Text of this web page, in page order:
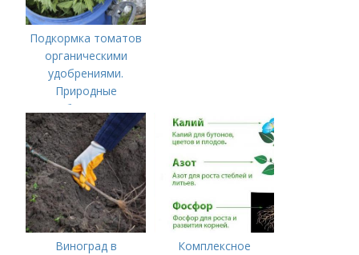
Подкормка томатов
органическими
удобрениями.
Природные
удобрения для
подкормки "по листу"
Виноград в
Комплексное